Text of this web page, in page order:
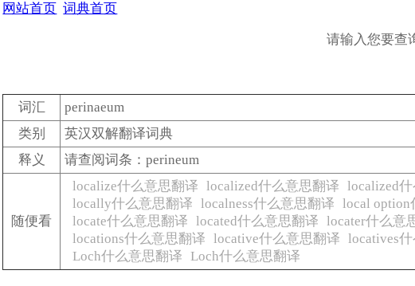
网站首页 词典首页
请输入您要查
词汇
perinaeum
类别
英汉双解翻译词典
释义
请查阅词条：perineum
随便看
localize什么意思翻译 localized什么意思翻译 localized
locally什么意思翻译 localness什么意思翻译 local option
locate什么意思翻译 located什么意思翻译 locater什么意
locations什么意思翻译 locative什么意思翻译 locatives
Loch什么意思翻译
Loch什么意思翻译